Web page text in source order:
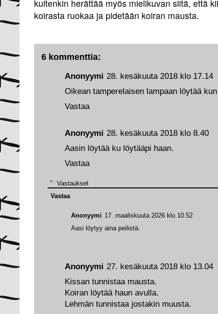
kuitenkin herättää myös mielikuvan siitä, että
koirasta ruokaa ja pidetään koiran mausta.
6 kommenttia:
Anonyymi 27. kesäkuuta 2018 klo 13.04
Kissan tunnistaa mausta.
Koiran löytää haun avulla.
Lehmän tunnistaa jostakin muusta.
Anonyymi 28. kesäkuuta 2018 klo 8.40
Aasin löytää ku löytääpi haan.
Vastaa
Vastaukset
Anonyymi 17. maaliskuuta 2026 klo 10.52
Aasi löytyy aina peilistä.
Vastaa
Anonyymi 28. kesäkuuta 2018 klo 17.14
Oikean tamperelaisen lampaan löytää
Vastaa